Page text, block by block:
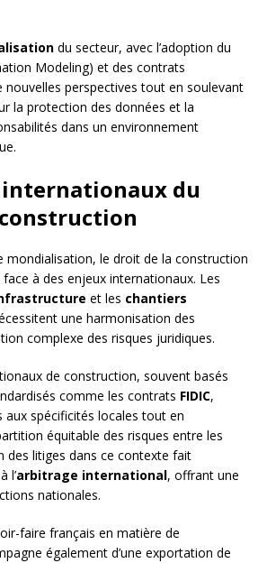
du secteur, avec l’adoption du
Modeling) et des contrats
nouvelles perspectives tout en soulevant
la protection des données et la
dans un environnement
internationaux du
mondialisation, le droit de la construction
à des enjeux internationaux. Les
et les chantiers
une harmonisation des
complexe des risques juridiques.
de construction, souvent basés
comme les contrats FIDIC,
spécificités locales tout en
équitable des risques entre les
des litiges dans ce contexte fait
l’arbitrage international, offrant une
nationales.
faire français en matière de
également d’une exportation de